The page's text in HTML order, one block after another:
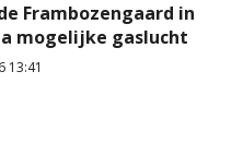
Frambozengaard in
mogelijke gaslucht
13:41